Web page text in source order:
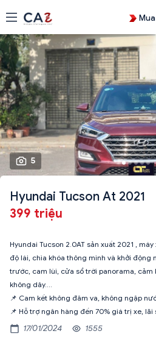
5
Hyundai Tucson At 2021
399 triệu
Hyundai Tucson 2.0AT sản xuất 2021 ,
độ lái, chìa khóa thông minh và khởi động
trước, cam lùi, cửa sổ trời panorama, cảm
không dây….
📌 Cam kết không đâm va, không ngập
17/01/2024 1555